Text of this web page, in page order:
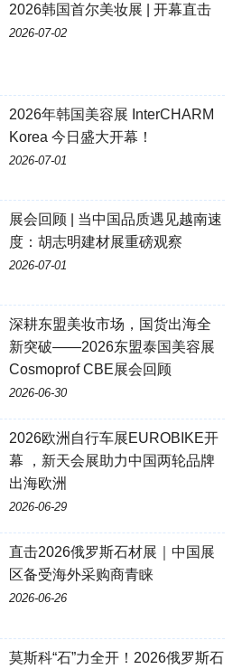
2026韩国首尔美妆展 | 开幕直击
2026-07-02
2026年韩国美容展 InterCHARM
Korea 今日盛大开幕！
2026-07-01
展会回顾 | 当中国品质遇见越南速
度：胡志明建材展重磅观察
2026-07-01
深耕东盟美妆市场，国货出海全
新突破——2026东盟泰国美容展
Cosmoprof CBE展会回顾
2026-06-30
2026欧洲自行车展EUROBIKE开
幕 ，新天会展助力中国两轮品牌
出海欧洲
2026-06-29
直击2026俄罗斯石材展｜中国展
区备受海外采购商青睐
2026-06-26
莫斯科“石”力全开！2026俄罗斯石